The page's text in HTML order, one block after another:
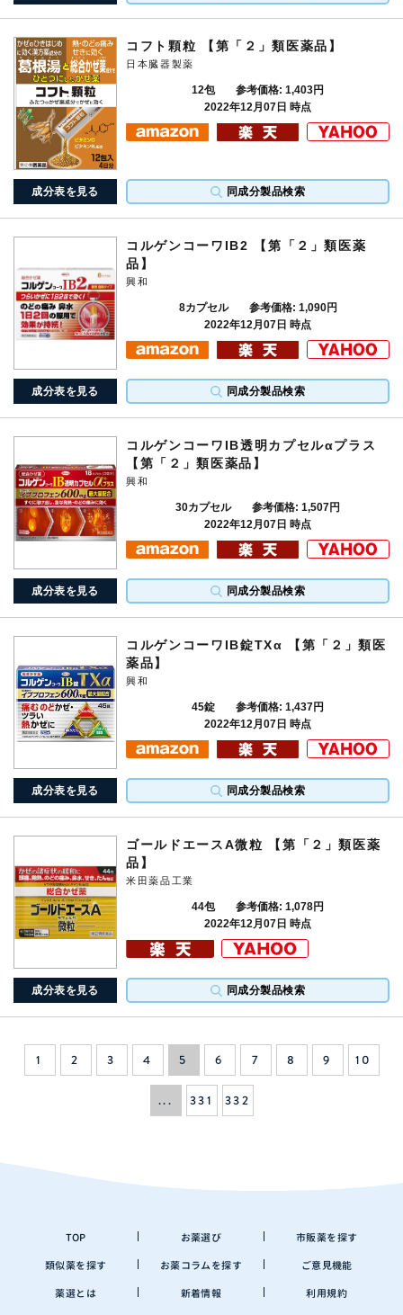
成分表を見る 同成分製品検索
コフト顆粒 【第「２」類医薬品】
日本臓器製薬
12包
参考価格: 1,403円
2022年12月07日 時点
成分表を見る 同成分製品検索
コルゲンコーワIB2 【第「２」類医薬
品】
興和
8カプセル
参考価格: 1,090円
2022年12月07日 時点
成分表を見る 同成分製品検索
コルゲンコーワIB透明カプセルαプラス
【第「２」類医薬品】
興和
30カプセル
参考価格: 1,507円
2022年12月07日 時点
成分表を見る 同成分製品検索
コルゲンコーワIB錠TXα 【第「２」類医
薬品】
興和
45錠
参考価格: 1,437円
2022年12月07日 時点
成分表を見る 同成分製品検索
ゴールドエースA微粒 【第「２」類医薬
品】
米田薬品工業
44包
参考価格: 1,078円
2022年12月07日 時点
1 2 3 4 5 6 7 8 9 10
... 331 332
TOP お薬選び 市販薬を探す
類似薬を探す お薬コラムを探す ご意見機能
薬選とは 新着情報 利用規約